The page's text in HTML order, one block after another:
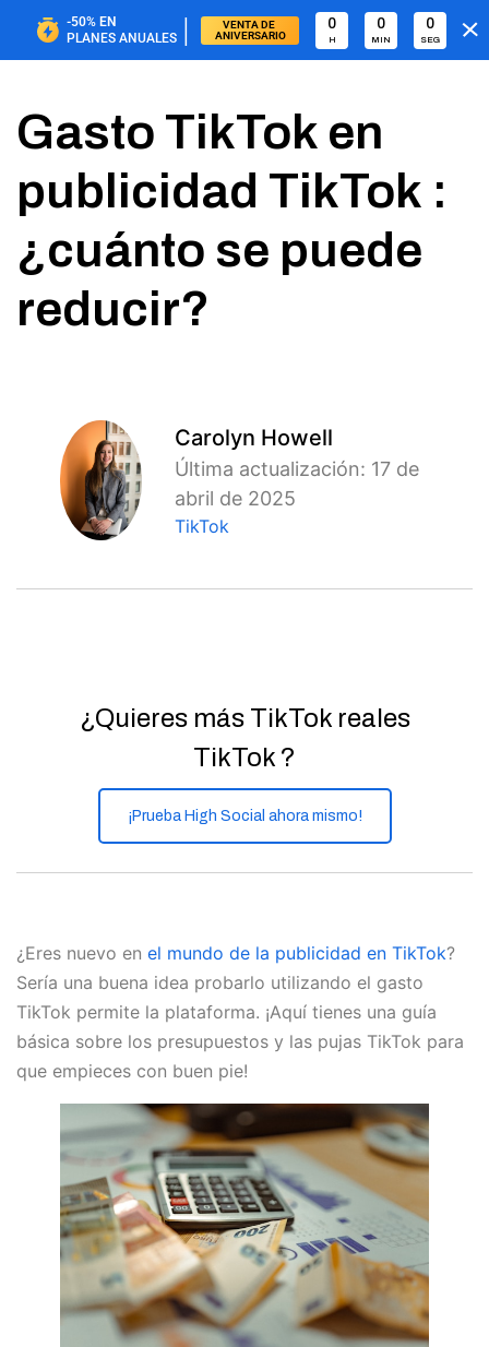
-50% EN
PLANES ANUALES |
VENTA DE
ANIVERSARIO
0
H
0
MIN
0
SEG
Gasto TikTok en
publicidad TikTok :
¿cuánto se puede
reducir?
Carolyn Howell
Última actualización: 17 de
abril de 2025
TikTok
¿Quieres más TikTok reales
TikTok ?
¡Prueba High Social ahora mismo!
¿Eres nuevo en el mundo de la publicidad en TikTok?
Sería una buena idea probarlo utilizando el gasto
TikTok permite la plataforma. ¡Aquí tienes una guía
básica sobre los presupuestos y las pujas TikTok para
que empieces con buen pie!